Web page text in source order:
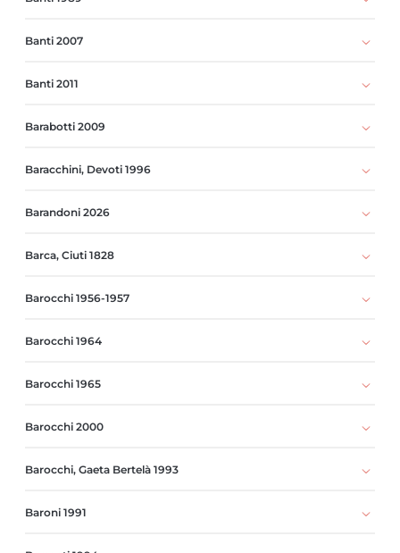
Banti 2007
Banti 2011
Barabotti 2009
Baracchini, Devoti 1996
Barandoni 2026
Barca, Ciuti 1828
Barocchi 1956-1957
Barocchi 1964
Barocchi 1965
Barocchi 2000
Barocchi, Gaeta Bertelà 1993
Baroni 1991